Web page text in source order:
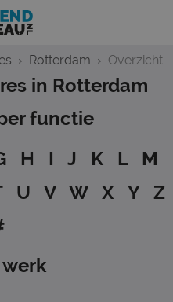
Rotterdam Overzicht
in Rotterdam
functie
H I J K L
M
U V W
X Y Z